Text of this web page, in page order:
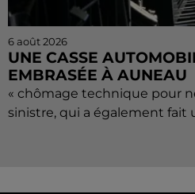
6 août 2026
UNE CASSE
EMBRASÉE À AUNEAU
« chômage technique pour
sinistre, qui a également fait